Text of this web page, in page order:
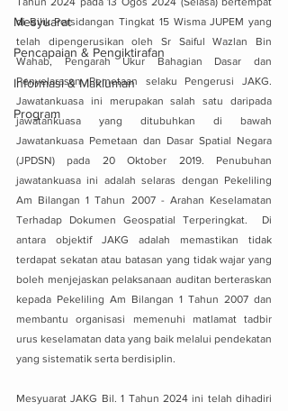
Mesyuarat
Pencapaian & Pengiktirafan
Informasi & Makluman
Program
di Bilik Persidangan Tingkat 15 Wisma JUPEM yang
telah dipengerusikan oleh Sr Saiful Wazlan Bin
Wahab, Pengarah Ukur Bahagian Dasar dan
Penyelarasan Pemetaan selaku Pengerusi JAKG.
Jawatankuasa ini merupakan salah satu daripada
jawatankuasa yang ditubuhkan di bawah
Jawatankuasa Pemetaan dan Dasar Spatial Negara
(JPDSN) pada 20 Oktober 2019. Penubuhan
jawatankuasa ini adalah selaras dengan Pekeliling
Am Bilangan 1 Tahun 2007 - Arahan Keselamatan
Terhadap Dokumen Geospatial Terperingkat.  Di
antara objektif JAKG adalah memastikan tidak
terdapat sekatan atau batasan yang tidak wajar yang
boleh menjejaskan pelaksanaan auditan berteraskan
kepada Pekeliling Am Bilangan 1 Tahun 2007 dan
membantu organisasi memenuhi matlamat tadbir
urus keselamatan data yang baik melalui pendekatan
yang sistematik serta berdisiplin.
Mesyuarat JAKG Bil. 1 Tahun 2024 ini telah dihadiri